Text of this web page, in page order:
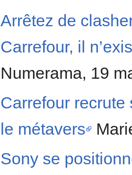
Arrêtez de
Carrefour, il
Numerama, 19
Carrefour
le métavers
Sony se